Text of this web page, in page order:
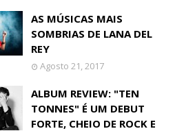
AS MÚSICAS MAIS
SOMBRIAS DE LANA DEL
REY
Agosto 21, 2017
ALBUM REVIEW: "TEN
TONNES" É UM DEBUT
FORTE, CHEIO DE ROCK E